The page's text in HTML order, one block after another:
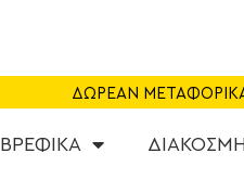
ΔΩΡΕΑΝ
ΒΡΕΦΙΚΑ
CAFE